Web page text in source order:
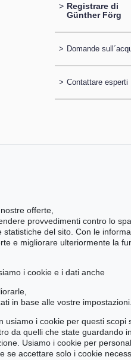
> Registrare di
Günther Förg
> Domande
> Contattare esperti
Auction 514 - Lot 254
offerte,
provvedimenti contro lo
del sito. Con le
e migliorare ulteriormente la
i cookie e i dati anche
in base alle vostre impostazioni.
usiamo i cookie per questi
da quelli che state guardando
Usiamo i cookie per
se accettare solo i cookie